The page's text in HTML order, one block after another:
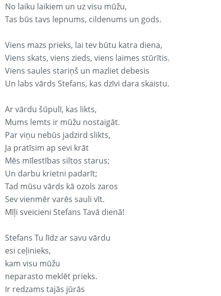
No laiku laikiem un uz visu mūžu,
Tas būs tavs lepnums, cildenums un gods.
Viens mazs prieks, lai tev būtu katra diena,
Viens skats, viens zieds, viens laimes stūrītis.
Viens saules stariņš un mazliet debesis
Un labs vārds Stefans, kas dzīvi dara skaistu.
Ar vārdu šūpulī, kas likts,
Mums lemts ir mūžu nostaigāt.
Par viņu nebūs jadzird slikts,
Ja pratīsim ap sevi krāt
Mēs mīlestības siltos starus;
Un darbu krietni padarīt;
Tad mūsu vārds kā ozols zaros
Sev vienmēr varēs sauli vīt.
Mīļi sveicieni Stefans Tavā dienā!
Stefans Tu līdz ar savu vārdu
esi ceļinieks,
kam visu mūžu
neparasto meklēt prieks.
Ir redzams tajās jūrās